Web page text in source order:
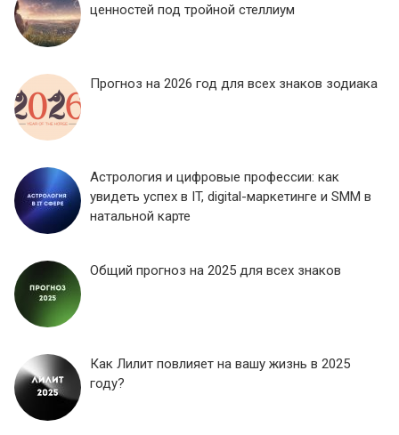
ценностей под тройной стеллиум
Прогноз на 2026 год для всех знаков зодиака
Астрология и цифровые профессии: как
увидеть успех в IT, digital-маркетинге и SMM в
натальной карте
Общий прогноз на 2025 для всех знаков
Как Лилит повлияет на вашу жизнь в 2025
году?